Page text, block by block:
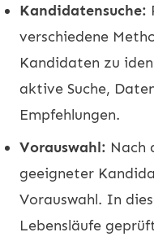
Kandidatensuche:
verschiedene
Kandidaten zu
aktive Suche,
Empfehlungen.
Vorauswahl: Nach
geeigneter
Vorauswahl. In
Lebensläufe